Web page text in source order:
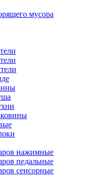
мусора
нажимные
педальные
сенсорные